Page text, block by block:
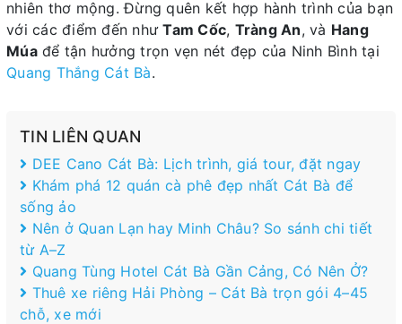
nhiên thơ mộng. Đừng quên kết hợp hành trình của bạn
với các điểm đến nhưTam Cốc, Tràng An, và Hang
Múađể tận hưởng trọn vẹn nét đẹp của Ninh Bình tại
Quang Thắng Cát Bà.
TIN LIÊN QUAN
DEE Cano Cát Bà: Lịch trình, giá tour, đặt ngay
Khám phá 12 quán cà phê đẹp nhất Cát Bà để
sống ảo
Nên ở Quan Lạn hay Minh Châu? So sánh chi tiết
từ A–Z
Quang Tùng Hotel Cát Bà Gần Cảng, Có Nên Ở?
Thuê xe riêng Hải Phòng – Cát Bà trọn gói 4–45
chỗ, xe mới